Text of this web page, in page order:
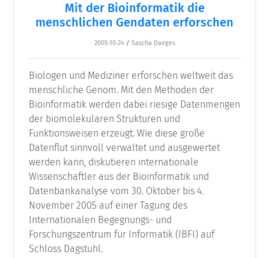
Mit der Bioinformatik die
menschlichen Gendaten erforschen
2005-10-24 / Sascha Daeges
Biologen und Mediziner erforschen weltweit das
menschliche Genom. Mit den Methoden der
Bioinformatik werden dabei riesige Datenmengen
der biomolekularen Strukturen und
Funktionsweisen erzeugt. Wie diese große
Datenflut sinnvoll verwaltet und ausgewertet
werden kann, diskutieren internationale
Wissenschaftler aus der Bioinformatik und
Datenbankanalyse vom 30. Oktober bis 4.
November 2005 auf einer Tagung des
Internationalen Begegnungs- und
Forschungszentrum für Informatik (IBFI) auf
Schloss Dagstuhl.